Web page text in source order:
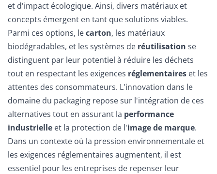
et d'impact écologique. Ainsi, divers matériaux et
concepts émergent en tant que solutions viables.
Parmi ces options, lecarton, les matériaux
biodégradables, et les systèmes de réutilisation se
distinguent par leur potentiel à réduire les déchets
tout en respectant les exigences réglementaires et les
attentes des consommateurs. L'innovation dans le
domaine du packaging repose sur l'intégration de ces
alternatives tout en assurant la performance
industrielle et la protection de l'image de marque.
Dans un contexte où la pression environnementale et
les exigences réglementaires augmentent, il est
essentiel pour les entreprises de repenser leur